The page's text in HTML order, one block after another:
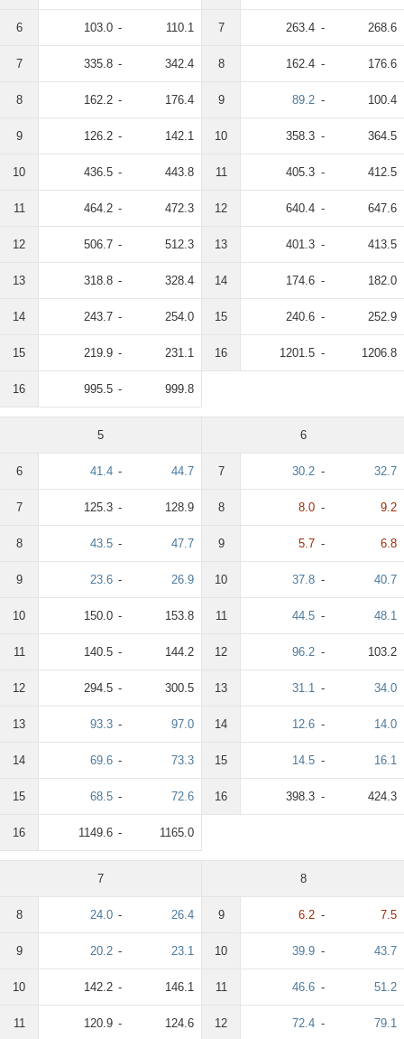
6 103.0 - 110.1
7 335.8 - 342.4
8 162.2 - 176.4
9 126.2 - 142.1
10 436.5 - 443.8
11 464.2 - 472.3
12 506.7 - 512.3
13 318.8 - 328.4
14 243.7 - 254.0
15 219.9 - 231.1
16 995.5 - 999.8
7 263.4 - 268.6
8 162.4 - 176.6
9 89.2 - 100.4
10 358.3 - 364.5
11 405.3 - 412.5
12 640.4 - 647.6
13 401.3 - 413.5
14 174.6 - 182.0
15 240.6 - 252.9
16 1201.5 - 1206.8
5
6 41.4 - 44.7
7 125.3 - 128.9
8 43.5 - 47.7
9 23.6 - 26.9
10 150.0 - 153.8
11 140.5 - 144.2
12 294.5 - 300.5
13 93.3 - 97.0
14 69.6 - 73.3
15 68.5 - 72.6
16 1149.6 - 1165.0
6
7 30.2 - 32.7
8 8.0 - 9.2
9 5.7 - 6.8
10 37.8 - 40.7
11 44.5 - 48.1
12 96.2 - 103.2
13 31.1 - 34.0
14 12.6 - 14.0
15 14.5 - 16.1
16 398.3 - 424.3
7
8 24.0 - 26.4
9 20.2 - 23.1
10 142.2 - 146.1
11 120.9 - 124.6
8
9 6.2 - 7.5
10 39.9 - 43.7
11 46.6 - 51.2
12 72.4 - 79.1